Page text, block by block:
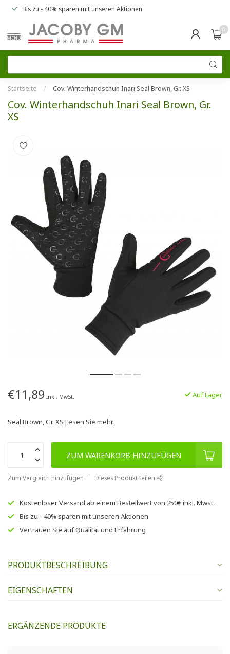
Bis zu - 40% sparen mit unseren Aktionen
MENU
0
Startseite / Cov. Winterhandschuh Inari Seal Brown, Gr. XS
Cov. Winterhandschuh Inari Seal Brown, Gr.
XS
€11,89 Inkl. MwSt. Auf Lager
Seal Brown, Gr. XS Lesen Sie mehr.
ZUM WARENKORB HINZUFÜGEN
Zum Vergleich hinzufügen Dieses Produkt teilen
Kostenloser Versand ab einem Bestellwert von 250€inkl. Mwst.
Bis zu - 40% sparen mit unseren Aktionen
Vertrauen Sie aufQualität und Erfahrung
PRODUKTBESCHREIBUNG
EIGENSCHAFTEN
ERGÄNZENDE PRODUKTE